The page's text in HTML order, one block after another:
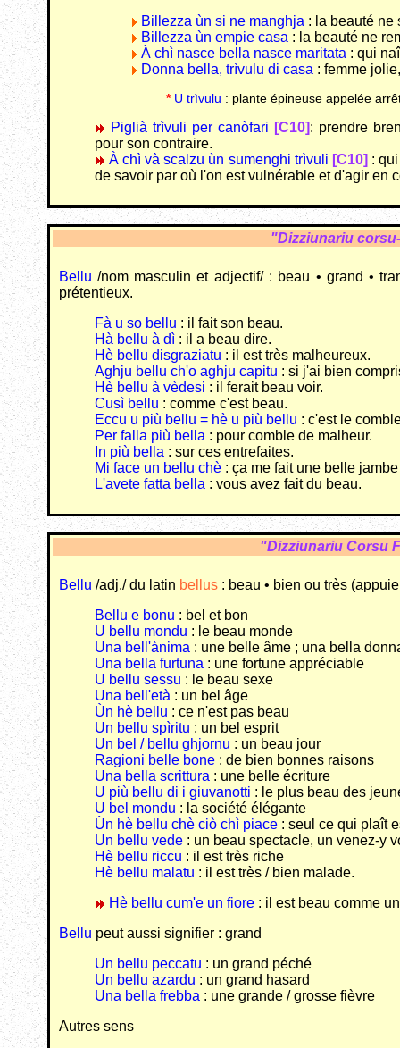
Billezza ùn si ne manghja : la beauté ne
Billezza ùn empie casa : la beauté ne
À chì nasce bella nasce maritata : qui
Donna bella, trìvulu di casa : femme
* U trìvulu : plante épineuse appelée
Piglià trìvuli per canòfari [C10]: prendre
pour son contraire.
À chì và scalzu ùn sumenghi trìvuli [C10] :
de savoir par où l'on est vulnérable et d'agir en
"Dizziunariu
Bellu /nom masculin et adjectif/ : beau • grand •
prétentieux.
Fà u so bellu : il fait son beau.
Hà bellu à dì : il a beau dire.
Hè bellu disgraziatu : il est très malheureux.
Aghju bellu ch'o aghju capitu : si j'ai bien
Hè bellu à vèdesi : il ferait beau voir.
Cusì bellu : comme c'est beau.
Eccu u più bellu = hè u più bellu : c'est le
Per falla più bella : pour comble de malheur.
In più bella : sur ces entrefaites.
Mi face un bellu chè : ça me fait une belle
L'avete fatta bella : vous avez fait du beau.
"Dizziunariu Corsu
Bellu /adj./ du latin bellus: beau • bien ou très
Bellu e bonu : bel et bon
U bellu mondu : le beau monde
Una bell'ànima : une belle âme ; una bella
Una bella furtuna : une fortune appréciable
U bellu sessu : le beau sexe
Una bell'età : un bel âge
Ùn hè bellu : ce n'est pas beau
Un bellu spìritu : un bel esprit
Un bel / bellu ghjornu : un beau jour
Ragioni belle bone: de bien bonnes raisons
Una bella scrittura : une belle écriture
U più bellu di i giuvanotti : le plus beau des
U bel mondu : la société élégante
Ùn hè bellu chè ciò chì piace : seul ce qui plaît
Un bellu vede : un beau spectacle, un venez-y
Hè bellu riccu : il est très riche
Hè bellu malatu : il est très / bien malade.
Hè bellu cum'e un fiore : il est beau comme
Bellu peut aussi signifier : grand
Un bellu peccatu : un grand péché
Un bellu azardu : un grand hasard
Una bella frebba : une grande / grosse fièvre
Autres sens